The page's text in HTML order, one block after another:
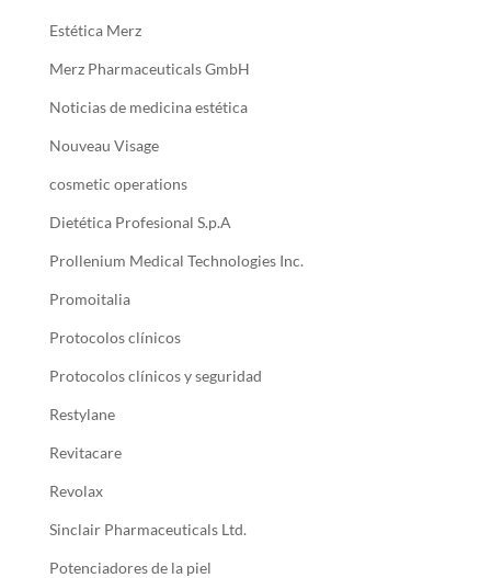
Estética Merz
Merz Pharmaceuticals GmbH
Noticias de medicina estética
Nouveau Visage
cosmetic operations
Dietética Profesional S.p.A
Prollenium Medical Technologies Inc.
Promoitalia
Protocolos clínicos
Protocolos clínicos y seguridad
Restylane
Revitacare
Revolax
Sinclair Pharmaceuticals Ltd.
Potenciadores de la piel